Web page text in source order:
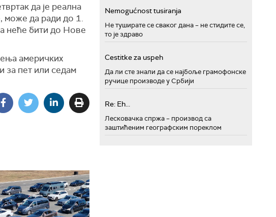
да је реална
може да ради до 1.
неће бити до Нове
америчких
за пет или седам
Nemogućnost tusiranja
Не туширате се сваког дана – не стидите се,
то је здраво
Cestitke za uspeh
Да ли сте знали да се најбоље грамофонске
ручице производе у Србији
Re: Eh...
Лесковачка спржа – производ са
заштићеним географским пореклом